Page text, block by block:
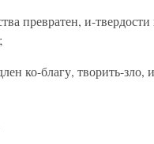
превратен, и-твердости
ко-благу, творить-зло,